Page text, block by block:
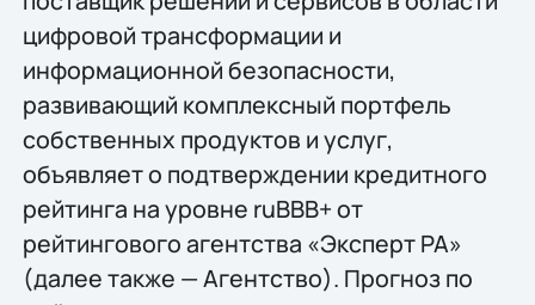
цифровой трансформации и
информационной безопасности,
развивающий комплексный портфель
собственных продуктов и услуг,
объявляет о подтверждении кредитного
рейтинга на уровне ruBBB+ от
рейтингового агентства «Эксперт РА»
(далее также — Агентство). Прогноз по